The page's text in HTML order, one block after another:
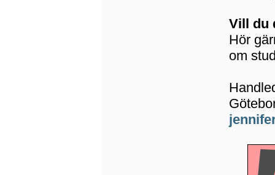
Vill du
Hör
om